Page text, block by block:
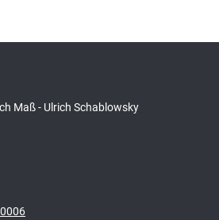
Maß - Ulrich Schablowsky